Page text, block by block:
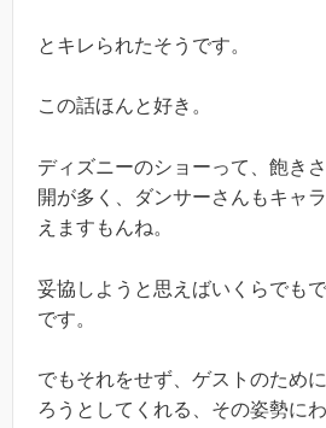
とキレられたそうです。
この話ほんと好き。
ディズニーのショーって、飽き
開が多く、ダンサーさんもキャ
えますもんね。
妥協しようと思えばいくらでも
です。
でもそれをせず、ゲストのため
ろうとしてくれる、その姿勢に